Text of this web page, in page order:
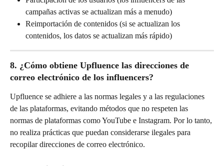
campañas activas se actualizan más a menudo)
Reimportación de contenidos (si se actualizan los
contenidos, los datos se actualizan más rápido)
8. ¿Cómo obtiene Upfluence las direcciones de
correo electrónico de los influencers?
Upfluence se adhiere a las normas legales y a las regulaciones
de las plataformas, evitando métodos que no respeten las
normas de plataformas como YouTube e Instagram. Por lo tanto,
no realiza prácticas que puedan considerarse ilegales para
recopilar direcciones de correo electrónico.